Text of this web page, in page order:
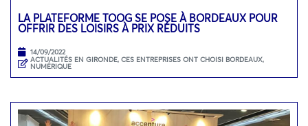
LA PLATEFORME TOOG SE POSE À BORDEAUX POUR
OFFRIR DES LOISIRS À PRIX RÉDUITS
14/09/2022
ACTUALITÉS EN GIRONDE, CES ENTREPRISES ONT CHOISI BORDEAUX,
NUMÉRIQUE